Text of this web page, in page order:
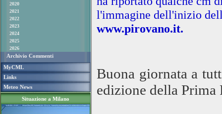
2020
2021
2022
2023
2024
2025
2026
Archivio Commenti
MyCML
Links
Meteo News
Situazione a Milano
l'immagine dell'inizio
www.pirovano.it.
Buona giornata a
edizione della Prima